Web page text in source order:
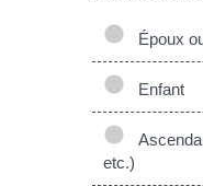
Époux
Enfant
etc.)